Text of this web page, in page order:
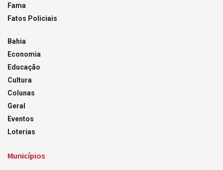
Fama
Fatos Policiais
Bahia
Economia
Educação
Cultura
Colunas
Geral
Eventos
Loterias
Municípios